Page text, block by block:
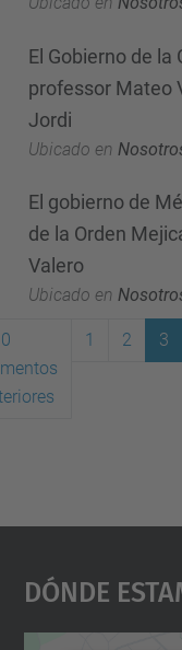
El Gobierno de
professor Mateo
Jordi
Ubicado en
El gobierno de
de la Orden
Valero
Ubicado en
1 2 3
Dónde